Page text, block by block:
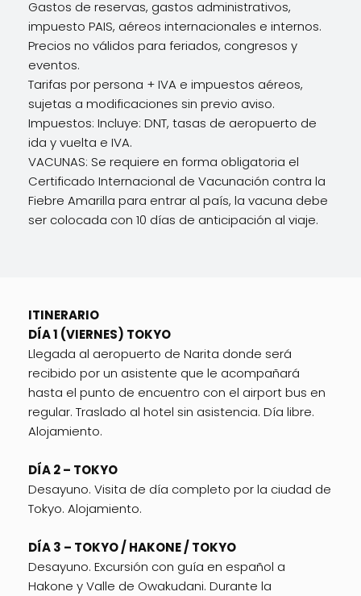
Gastos de reservas, gastos administrativos,
impuesto PAIS, aéreos internacionales e internos.
Precios no válidos para feriados, congresos y
eventos.
Tarifas por persona + IVA e impuestos aéreos,
sujetas a modificaciones sin previo aviso.
Impuestos: Incluye: DNT, tasas de aeropuerto de
ida y vuelta e IVA.
VACUNAS: Se requiere en forma obligatoria el
Certificado Internacional de Vacunación contra la
Fiebre Amarilla para entrar al país, la vacuna debe
ser colocada con 10 días de anticipación al viaje.
ITINERARIO
DÍA 1 (VIERNES) TOKYO
Llegada al aeropuerto de Narita donde será
recibido por un asistente que le acompañará
hasta el punto de encuentro con el airport bus en
regular. Traslado al hotel sin asistencia. Día libre.
Alojamiento.
DÍA 2 – TOKYO
Desayuno. Visita de día completo por la ciudad de
Tokyo. Alojamiento.
DÍA 3 – TOKYO / HAKONE / TOKYO
Desayuno. Excursión con guía en español a
Hakone y Valle de Owakudani. Durante la